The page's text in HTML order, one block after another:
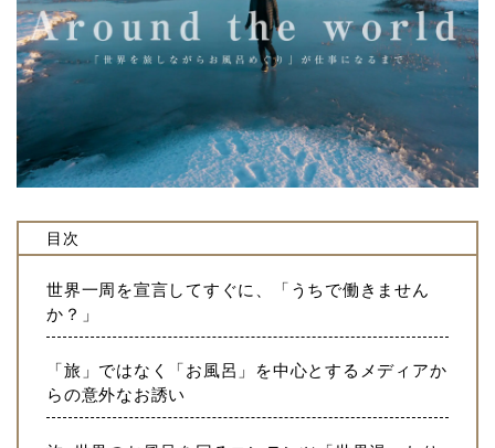
目次
世界一周を宣言してすぐに、「うちで働きません
か？」
「旅」ではなく「お風呂」を中心とするメディアか
らの意外なお誘い